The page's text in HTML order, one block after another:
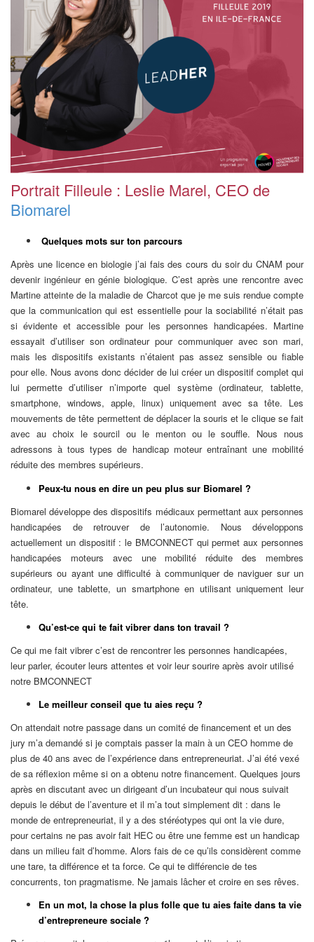
Portrait Filleule : Leslie Marel, CEO de
Biomarel
Quelques mots sur ton parcours
Après une licence en biologie j’ai fais des cours du soir du CNAM pour
devenir ingénieur en génie biologique. C’est après une rencontre avec
Martine atteinte de la maladie de Charcot que je me suis rendue compte
que la communication qui est essentielle pour la sociabilité n’était pas
si évidente et accessible pour les personnes handicapées. Martine
essayait d’utiliser son ordinateur pour communiquer avec son mari,
mais les dispositifs existants n’étaient pas assez sensible ou fiable
pour elle. Nous avons donc décider de lui créer un dispositif complet qui
lui permette d’utiliser n’importe quel système (ordinateur, tablette,
smartphone, windows, apple, linux) uniquement avec sa tête. Les
mouvements de tête permettent de déplacer la souris et le clique se fait
avec au choix le sourcil ou le menton ou le souffle. Nous nous
adressons à tous types de handicap moteur entraînant une mobilité
réduite des membres supérieurs.
Peux-tu nous en dire un peu plus sur Biomarel ?
Biomarel développe des dispositifs médicaux permettant aux personnes
handicapées de retrouver de l’autonomie. Nous développons
actuellement un dispositif : le BMCONNECT qui permet aux personnes
handicapées moteurs avec une mobilité réduite des membres
supérieurs ou ayant une difficulté à communiquer de naviguer sur un
ordinateur, une tablette, un smartphone en utilisant uniquement leur
tête.
Qu’est-ce qui te fait vibrer dans ton travail ?
Ce qui me fait vibrer c’est de rencontrer les personnes handicapées,
leur parler, écouter leurs attentes et voir leur sourire après avoir utilisé
notre BMCONNECT
Le meilleur conseil que tu aies reçu ?
On attendait notre passage dans un comité de financement et un des
jury m’a demandé si je comptais passer la main à un CEO homme de
plus de 40 ans avec de l’expérience dans entrepreneuriat. J’ai été vexé
de sa réflexion même si on a obtenu notre financement. Quelques jours
après en discutant avec un dirigeant d’un incubateur qui nous suivait
depuis le début de l’aventure et il m’a tout simplement dit : dans le
monde de entrepreneuriat, il y a des stéréotypes qui ont la vie dure,
pour certains ne pas avoir fait HEC ou être une femme est un handicap
dans un milieu fait d’homme. Alors fais de ce qu’ils considèrent comme
une tare, ta différence et ta force. Ce qui te différencie de tes
concurrents, ton pragmatisme. Ne jamais lâcher et croire en ses rêves.
En un mot, la chose la plus folle que tu aies faite dans ta vie
d’entrepreneure sociale ?